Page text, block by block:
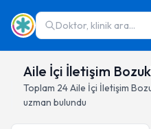
Doktor, klinik ara...
Aile İçi İletişim
Toplam 24Aile İçi İletişim
uzman bulundu